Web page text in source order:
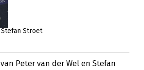
Stefan Stroet
van Peter van der Wel en Stefan